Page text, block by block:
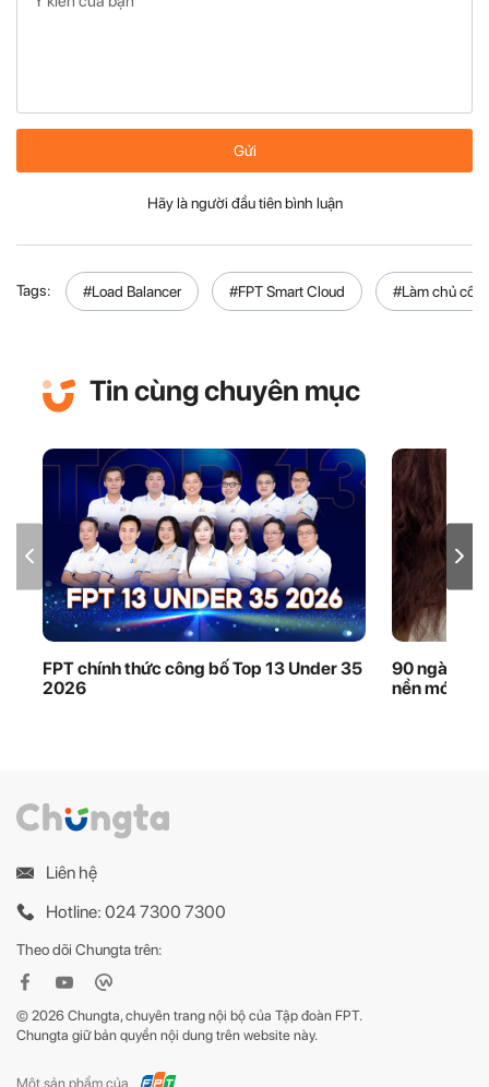
Gửi
Hãy là người đầu tiên bình luận
Tags: #Load Balancer #FPT Smart Cloud #Làm chủ
Tin cùng chuyên mục
FPT chính thức công bố Top 13 Under 35
2026
90 ngày
nền móng
Liên hệ
Hotline: 024 7300 7300
Theo dõi Chungta trên:
© 2026 Chungta, chuyên trang nội bộ của Tập đoàn FPT.
Chungta giữ bản quyền nội dung trên website này.
Một sản phẩm của